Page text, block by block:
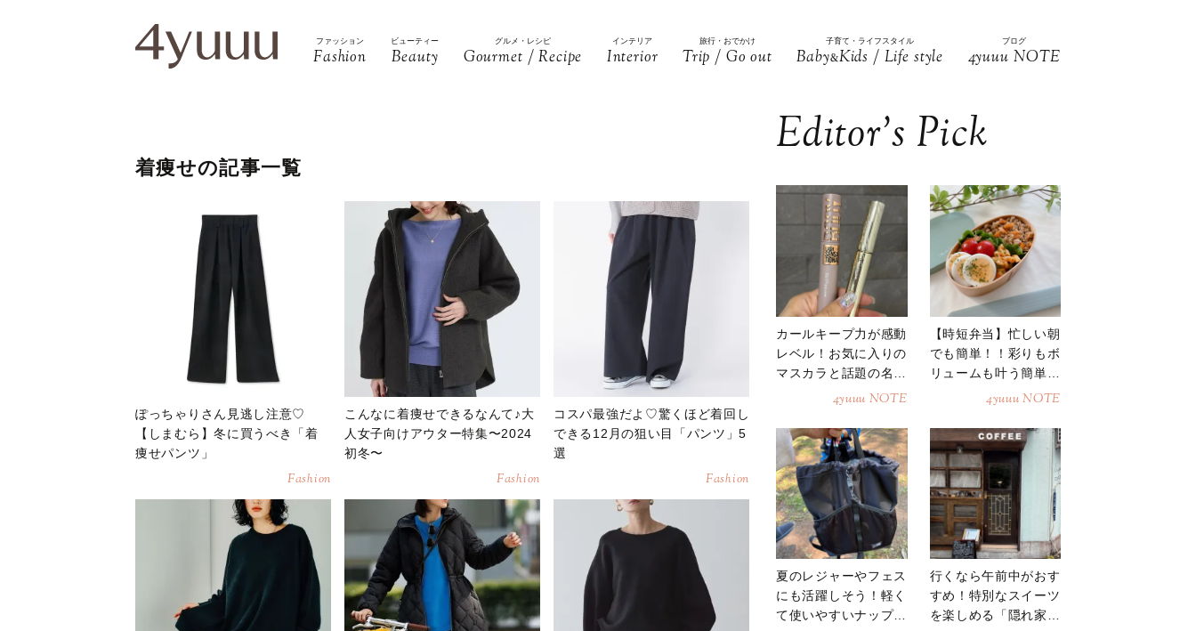
ファッション
Fashion
ビューティー
Beauty
グルメ・レシピ
Gourmet / Recipe
インテリア
Interior
旅行・おでかけ
Trip / Go out
子育て・ライフスタイル
Baby&Kids / Life style
ブログ
4yuuu NOTE
着痩せの記事一覧
ぽっちゃりさん見逃し注意♡
【しまむら】冬に買うべき「着
痩せパンツ」
Fashion
こんなに着痩せできるなんて♪大
人女子向けアウター特集〜2024
初冬〜
Fashion
コスパ最強だよ♡驚くほど着回し
できる12月の狙い目「パンツ」5
選
Fashion
Editor’s Pick
カールキープ力が感動
レベル！お気に入りの
マスカラと話題の名品
4yuuu NOTE
【時短弁当】忙しい朝
でも簡単！！彩りもボ
リュームも叶う簡単そ
4yuuu NOTE
夏のレジャーやフェス
にも活躍しそう！軽く
て使いやすいナップサ
行くなら午前中がおす
すめ！特別なスイーツ
を楽しめる「隠れ家カ